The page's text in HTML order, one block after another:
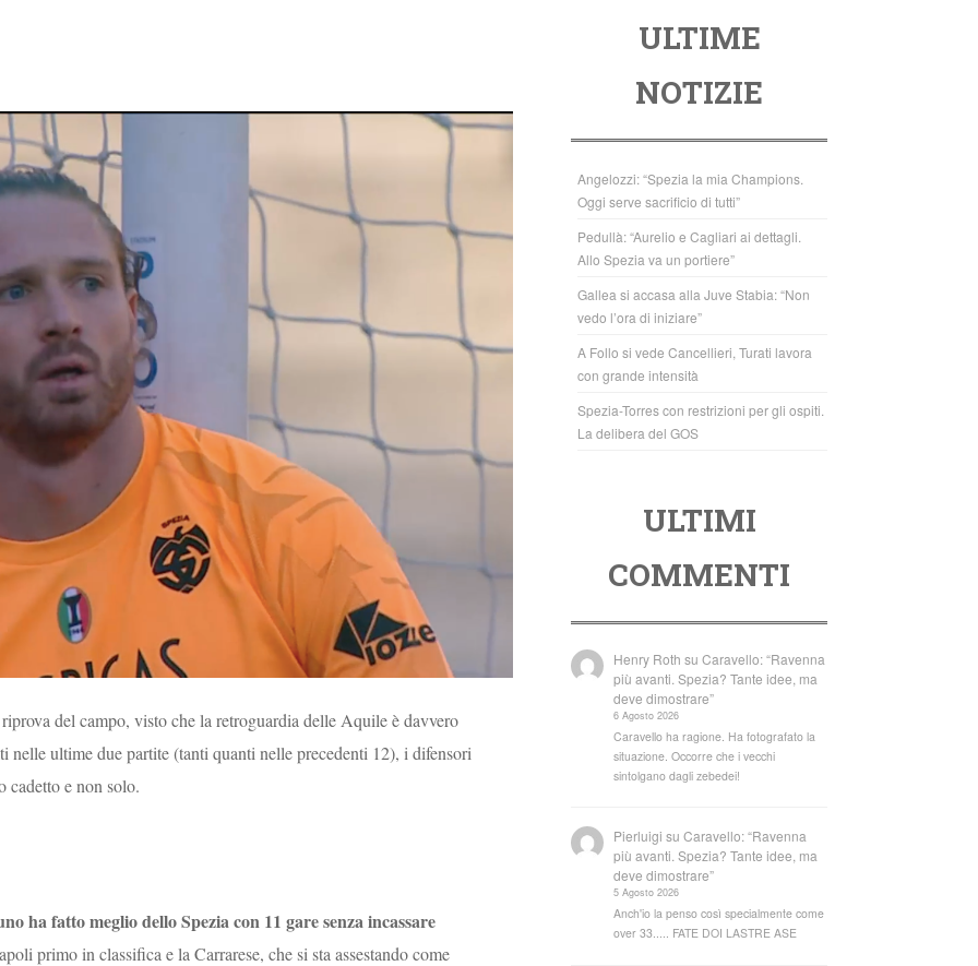
del campo, visto che la retroguardia delle Aquile è davvero
nelle ultime due partite (tanti quanti nelle precedenti 12), i difensori
cadetto e non solo.
ha fatto meglio dello Spezia con 11 gare senza incassare
primo in classifica e la Carrarese, che si sta assestando come
o
o
k
tt
er
at
s
A
p
p
ULTIME
NOTIZIE
Angelozzi: “Spezia la mia Champions.
Oggi serve sacrificio di tutti”
Pedullà: “Aurelio e Cagliari ai dettagli.
Allo Spezia va un portiere”
Gallea si accasa alla Juve Stabia: “Non
vedo l’ora di iniziare”
A Follo si vede Cancellieri, Turati lavora
con grande intensità
Spezia-Torres con restrizioni per gli ospiti.
La delibera del GOS
ULTIMI
COMMENTI
Henry Roth suCaravello: “Ravenna
più avanti. Spezia? Tante idee, ma
deve dimostrare”
6 Agosto 2026
Caravello ha ragione. Ha fotografato la
situazione. Occorre che i vecchi
sintolgano dagli zebedei!
Pierluigi suCaravello: “Ravenna
più avanti. Spezia? Tante idee, ma
deve dimostrare”
5 Agosto 2026
Anch'io la penso così specialmente come
over 33..... FATE DOI LASTRE ASE